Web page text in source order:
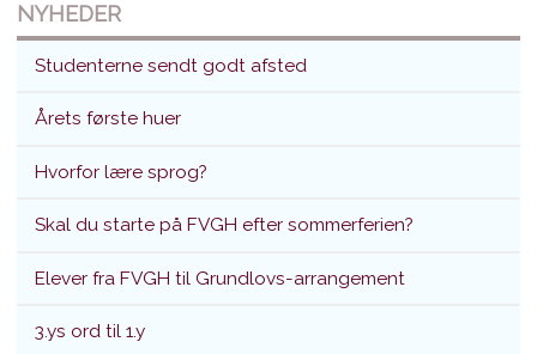
NYHEDER
Studenterne sendt godt afsted
Årets første huer
Hvorfor lære sprog?
Skal du starte på FVGH efter sommerferien?
Elever fra FVGH til Grundlovs-arrangement
3.ys ord til 1.y